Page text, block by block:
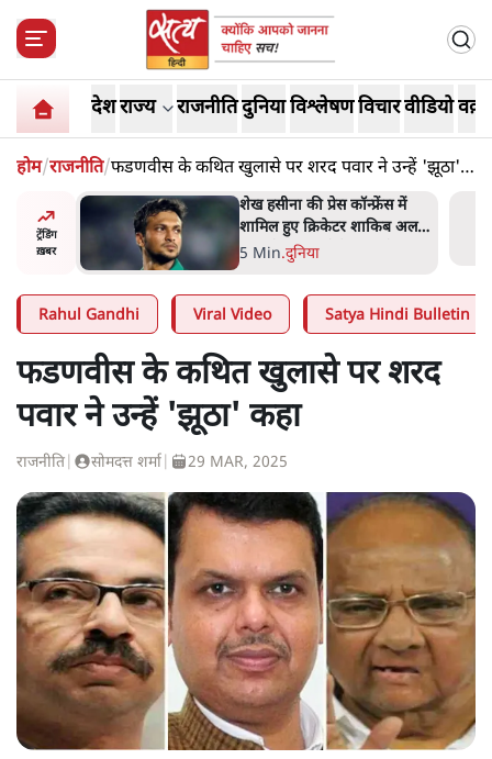
देशराज्य राजनीतिदुनियाविश्लेषणविचारवीडियो
होम/राजनीति/फडणवीस के कथित खुलासे पर शरद पवार ने उन्हें 'झूठा'
कहा
ट्रेंडिंग
ख़बर
अहमद
में बंद
शेख हसीना की प्रेस कॉन्फ्रेंस में
शामिल हुए क्रिकेटर शाकिब अल
हसन के घर पर पेट्रोल बम से हमला
5 Min.दुनिया
Rahul Gandhi Viral Video Satya Hindi Bulletin
फडणवीस के कथित खुलासे पर शरद
पवार ने उन्हें 'झूठा' कहा
राजनीति सोमदत्त शर्मा 29 MAR, 2025